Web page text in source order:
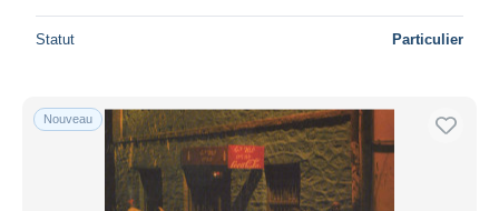
Statut Particulier
Nouveau